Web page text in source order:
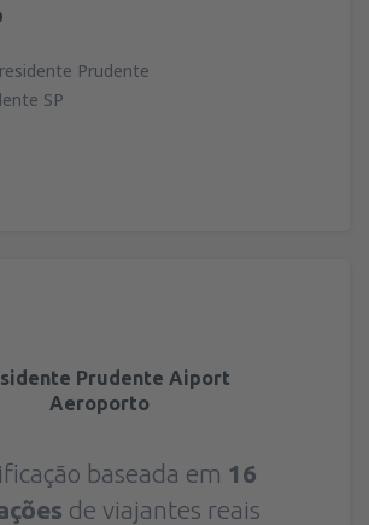
Prudente
SP
Prudente Aiport
Aeroporto
baseada em 16
de viajantes reais